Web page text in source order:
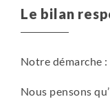
Le bilan
Notre démarche :
Nous pensons